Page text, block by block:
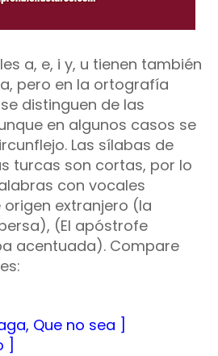
a, e, i y, u tienen también
pero en la ortografía
distinguen de las
en algunos casos se
Las sílabas de
turcas son cortas, por lo
con vocales
extranjero (la
(El apóstrofe
acentuada). Compare
Que no sea ]
]